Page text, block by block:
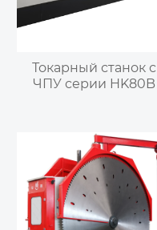
Токарный станок с
ЧПУ серии HK80B